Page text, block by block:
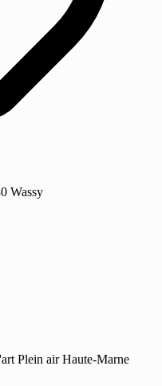
Wassy
Plein air Haute-Marne